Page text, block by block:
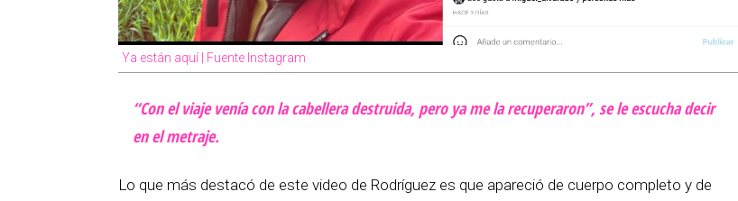
Ya están aquí | Fuente Instagram
“Con el viaje venía con la cabellera destruida, pero ya me la recuperaron”, se le escucha decir
en el metraje.
Lo que más destacó de este video de Rodríguez es que apareció de cuerpo completo y de